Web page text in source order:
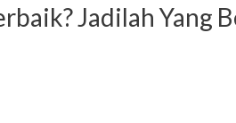
Jadilah Yang